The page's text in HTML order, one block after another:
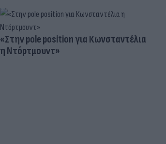
«Στην pole position για Κωνσταντέλια
η Ντόρτμουντ»